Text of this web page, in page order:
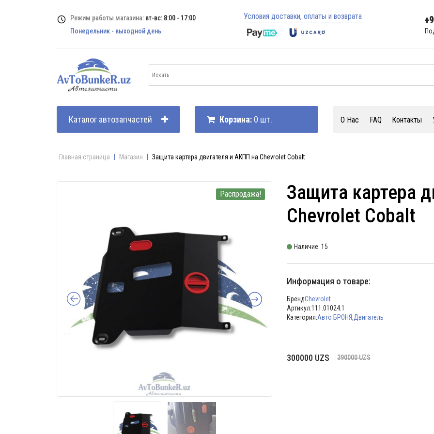
Режим работы магазина: вт-вс: 8:00 - 17:00
Понедельник - выходной день
Условия доставки, оплаты и возврата
Каталог автозапчастей Корзина: 0 шт. О Нас FAQ Контакты
Главная страница Магазин Защита картера двигателя и АКПП на Сhevrolet Cobalt
Распродажа!
Защита картера
Сhevrolet Cobalt
Наличие: 15
Информация о товаре:
БрендChevrolet
Артикул:111.01024.1
Категория:Авто БРОНЯ,Двигатель
390000UZS
Первоначальная
300000 UZS
Текущая